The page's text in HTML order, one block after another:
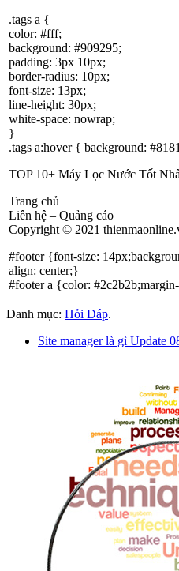
.tags a {
color: #fff;
background: #909295;
padding: 3px 10px;
border-radius: 10px;
font-size: 13px;
line-height: 30px;
white-space: nowrap;
}
.tags a:hover { background:
TOP 10+ Máy Lọc Nước Tốt
Trang chủ
Liên hệ – Quảng cáo
Copyright © 2021
#footer {font-size:
align: center;}
#footer a {color:
Danh mục: Hỏi Đáp.
Site manager là gì Update